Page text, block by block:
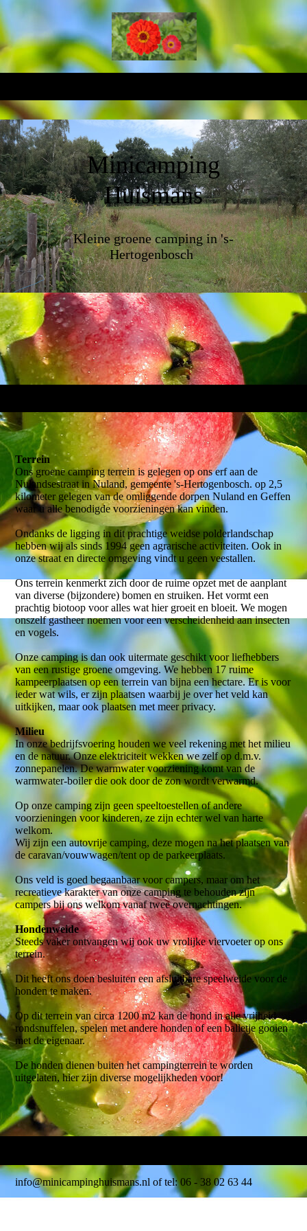
Minicamping
Huismans
Kleine groene camping in 's-
Hertogenbosch
Terrein
Ons groene camping terrein is gelegen op ons erf aan de
Nulandsestraat in Nuland, gemeente 's-Hertogenbosch. op 2,5
kilometer gelegen van de omliggende dorpen Nuland en Geffen
waar u alle benodigde voorzieningen kan vinden.
Ondanks de ligging in dit prachtige weidse polderlandschap
hebben wij als sinds 1994 geen agrarische activiteiten. Ook in
onze straat en directe omgeving vindt u geen veestallen.
Ons terrein kenmerkt zich door de ruime opzet met de aanplant
van diverse (bijzondere) bomen en struiken. Het vormt een
prachtig biotoop voor alles wat hier groeit en bloeit. We mogen
onszelf gastheer noemen voor een verscheidenheid aan insecten
en vogels.
Onze camping is dan ook uitermate geschikt voor liefhebbers
van een rustige groene omgeving. We hebben 17 ruime
kampeerplaatsen op een terrein van bijna een hectare. Er is voor
ieder wat wils, er zijn plaatsen waarbij je over het veld kan
uitkijken, maar ook plaatsen met meer privacy.
Milieu
In onze bedrijfsvoering houden we veel rekening met het milieu
en de natuur. Onze elektriciteit wekken we zelf op d.m.v.
zonnepanelen. De warmwater voorziening komt van de
warmwater-boiler die ook door de zon wordt verwarmd.
Op onze camping zijn geen speeltoestellen of andere
voorzieningen voor kinderen, ze zijn echter wel van harte
welkom.
Wij zijn een autovrije camping, deze mogen na het plaatsen van
de caravan/vouwwagen/tent op de parkeerplaats.
Ons veld is goed begaanbaar voor campers, maar om het
recreatieve karakter van onze camping te behouden zijn
campers bij ons welkom vanaf twee overnachtingen.
Hondenweide
Steeds vaker ontvangen wij ook uw vrolijke viervoeter op ons
terrein.
Dit heeft ons doen besluiten een afsluitbare speelweide voor de
honden te maken.
Op dit terrein van circa 1200 m2 kan de hond in alle vrijheid
rondsnuffelen, spelen met andere honden of een balletje gooien
met de eigenaar.
De honden dienen buiten het campingterrein te worden
uitgelaten, hier zijn diverse mogelijkheden voor!
info@minicampinghuismans.nl of tel: 06 - 38 02 63 44